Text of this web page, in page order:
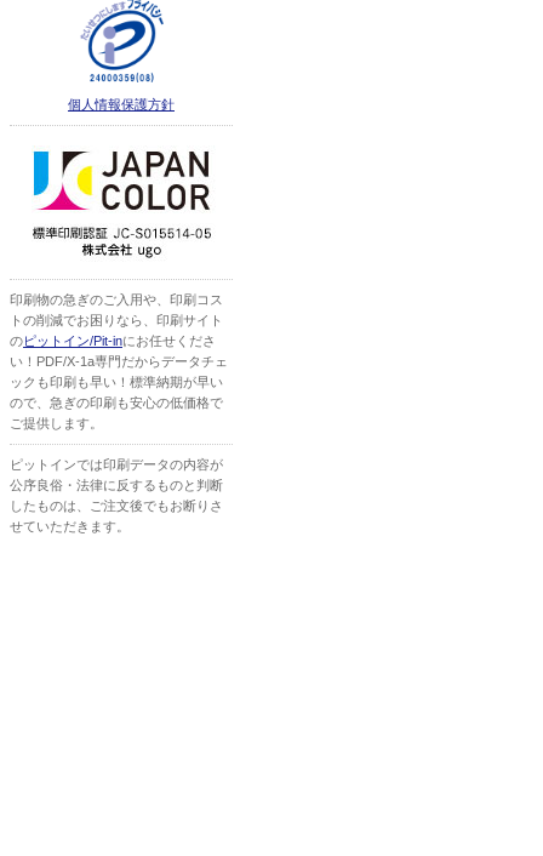
個人情報保護方針
印刷物の急ぎのご入用や、印刷コス
トの削減でお困りなら、印刷サイト
のピットイン/Pit-inにお任せくださ
い！PDF/X-1a専門だからデータチェ
ックも印刷も早い！標準納期が早い
ので、急ぎの印刷も安心の低価格で
ご提供します。
ピットインでは印刷データの内容が
公序良俗・法律に反するものと判断
したものは、ご注文後でもお断りさ
せていただきます。